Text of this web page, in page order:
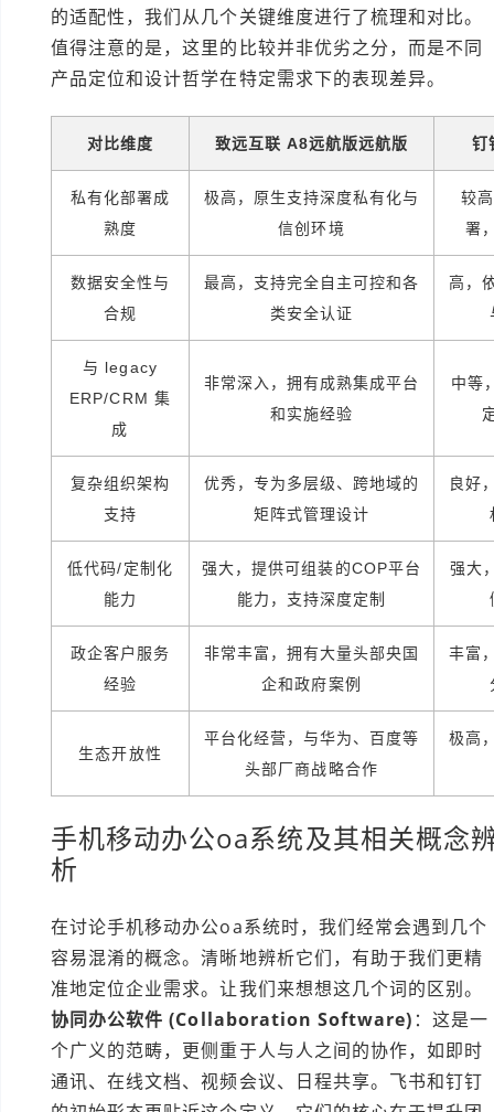
的适配性，我们从几个关键维度进行了梳理和对比。
值得注意的是，这里的比较并非优劣之分，而是不同
产品定位和设计哲学在特定需求下的表现差异。
对比维度 致远互联 A8远航版远航版 钉
私有化部署成
熟度
极高，原生支持深度私有化与
信创环境
较
署
数据安全性与
合规
最高，支持完全自主可控和各
类安全认证
高，
与 legacy
ERP/CRM 集
成
非常深入，拥有成熟集成平台
和实施经验
中等
复杂组织架构
支持
优秀，专为多层级、跨地域的
矩阵式管理设计
良好
低代码/定制化
能力
强大，提供可组装的COP平台
能力，支持深度定制
强大
政企客户服务
经验
非常丰富，拥有大量头部央国
企和政府案例
丰富
生态开放性
平台化经营，与华为、百度等
头部厂商战略合作
极高
手机移动办公oa系统及其相关概念
析
在讨论手机移动办公oa系统时，我们经常会遇到几个
容易混淆的概念。清晰地辨析它们，有助于我们更精
准地定位企业需求。让我们来想想这几个词的区别。
协同办公软件 (Collaboration Software) ：这是一
个广义的范畴，更侧重于人与人之间的协作，如即时
通讯、在线文档、视频会议、日程共享。飞书和钉钉